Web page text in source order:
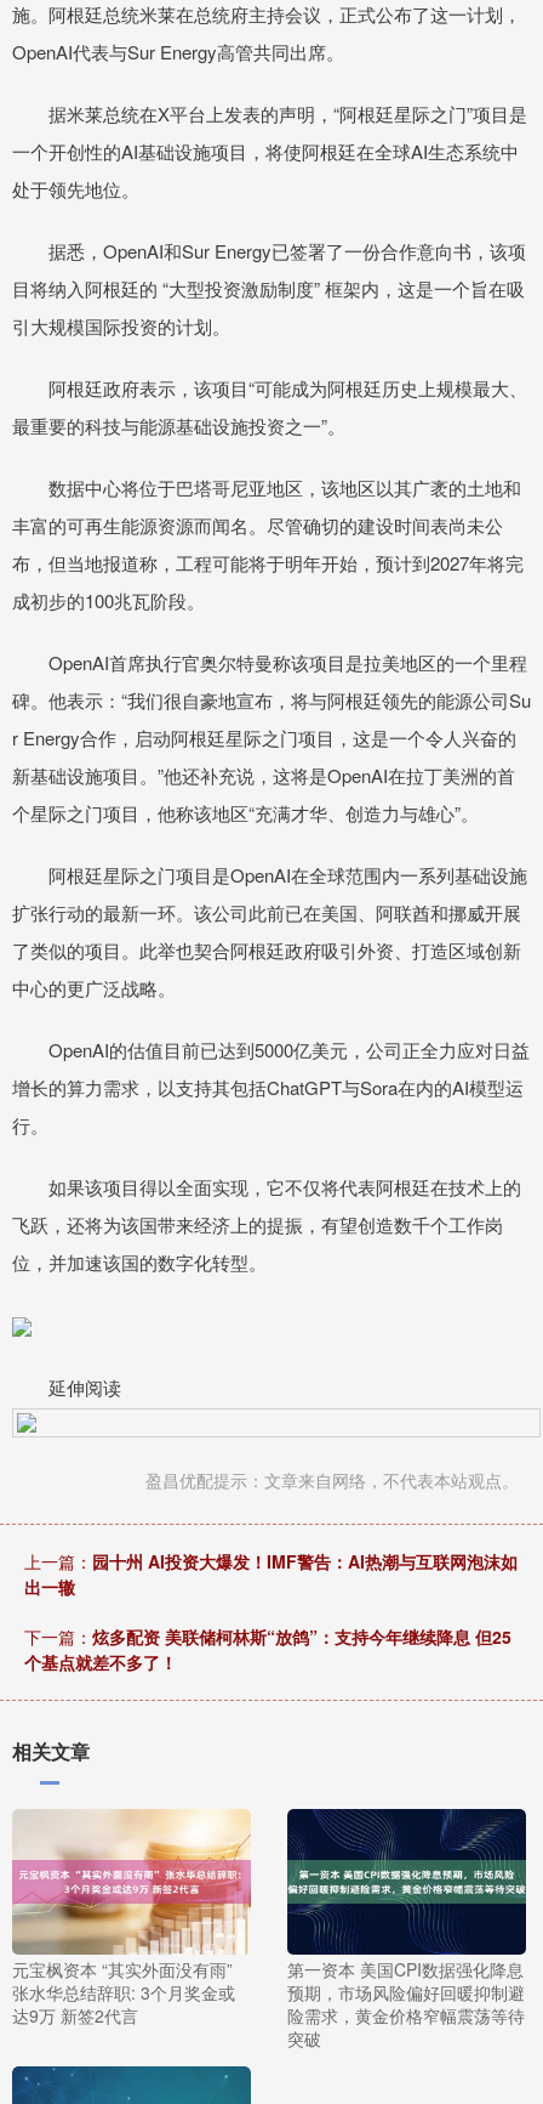
施。阿根廷总统米莱在总统府主持会议，正式公布了这一计划，
OpenAI代表与Sur Energy高管共同出席。
据米莱总统在X平台上发表的声明，“阿根廷星际之门”项目是
一个开创性的AI基础设施项目，将使阿根廷在全球AI生态系统中
处于领先地位。
据悉，OpenAI和Sur Energy已签署了一份合作意向书，该项
目将纳入阿根廷的 “大型投资激励制度” 框架内，这是一个旨在吸
引大规模国际投资的计划。
阿根廷政府表示，该项目“可能成为阿根廷历史上规模最大、
最重要的科技与能源基础设施投资之一”。
数据中心将位于巴塔哥尼亚地区，该地区以其广袤的土地和
丰富的可再生能源资源而闻名。尽管确切的建设时间表尚未公
布，但当地报道称，工程可能将于明年开始，预计到2027年将完
成初步的100兆瓦阶段。
OpenAI首席执行官奥尔特曼称该项目是拉美地区的一个里程
碑。他表示：“我们很自豪地宣布，将与阿根廷领先的能源公司Su
r Energy合作，启动阿根廷星际之门项目，这是一个令人兴奋的
新基础设施项目。”他还补充说，这将是OpenAI在拉丁美洲的首
个星际之门项目，他称该地区“充满才华、创造力与雄心”。
阿根廷星际之门项目是OpenAI在全球范围内一系列基础设施
扩张行动的最新一环。该公司此前已在美国、阿联酋和挪威开展
了类似的项目。此举也契合阿根廷政府吸引外资、打造区域创新
中心的更广泛战略。
OpenAI的估值目前已达到5000亿美元，公司正全力应对日益
增长的算力需求，以支持其包括ChatGPT与Sora在内的AI模型运
行。
如果该项目得以全面实现，它不仅将代表阿根廷在技术上的
飞跃，还将为该国带来经济上的提振，有望创造数千个工作岗
位，并加速该国的数字化转型。
延伸阅读
盈昌优配提示：文章来自网络，不代表本站观点。
上一篇： 园十州 AI投资大爆发！IMF警告：AI热潮与互联网泡沫如
出一辙
下一篇： 炫多配资 美联储柯林斯“放鸽”：支持今年继续降息 但25
个基点就差不多了！
相关文章
元宝枫资本 “其实外面没有雨”
张水华总结辞职: 3个月奖金或
达9万 新签2代言
第一资本 美国CPI数据强化降息
预期，市场风险偏好回暖抑制避
险需求，黄金价格窄幅震荡等待
突破